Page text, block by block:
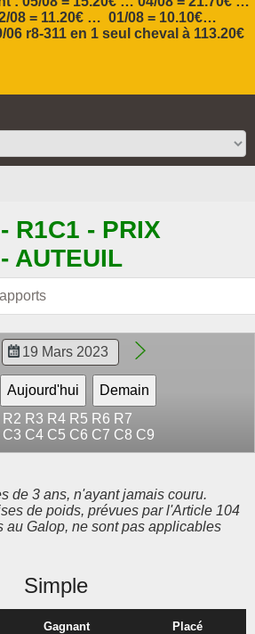
08 = 11.20€ … 01/08 = 10.10€…
06 r8-311 en 1 seul cheval à 113.20€
R1C1 - PRIX
AUTEUIL
R2 R3 R4 R5 R6 R7
C3 C4 C5 C6 C7 C8 C9
de 3 ans, n'ayant jamais couru.
de poids, prévues par l'Article 104
au Galop, ne sont pas applicables
Simple
Gagnant Placé